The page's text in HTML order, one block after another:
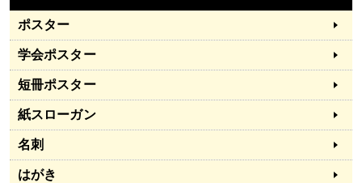
ポスター
学会ポスター
短冊ポスター
紙スローガン
名刺
はがき